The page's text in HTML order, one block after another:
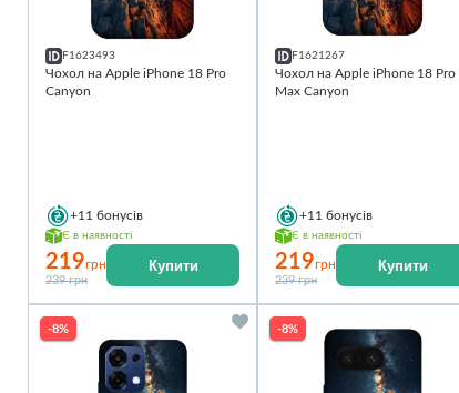
F1623493
Чохол на Apple iPhone 18 Pro
Canyon
+11 бонусів
Є в наявності
219грн
239 грн
Купити
F1621267
Чохол на Apple iPhone 18 Pro
Max Canyon
+11 бонусів
Є в наявності
219грн
239 грн
Купити
-8% -8%